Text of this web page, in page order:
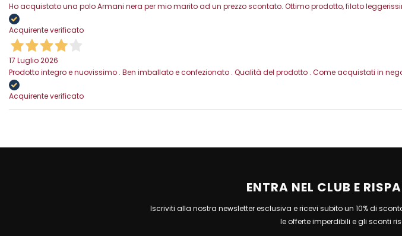
Ho acquistato una polo Armani nera per mio marito ad un prezzo scontato. Ottimo prodotto, filato
Acquirente verificato
17 Luglio 2026
Prodotto integro e nuovissimo . Ben imballato e confezionato . Qualità del prodotto . Come acquistati in
Acquirente verificato
ENTRA NEL CLUB E
Iscriviti alla nostra newsletter esclusiva e ricevi subito un 10% di
le offerte imperdibili e gli sconti